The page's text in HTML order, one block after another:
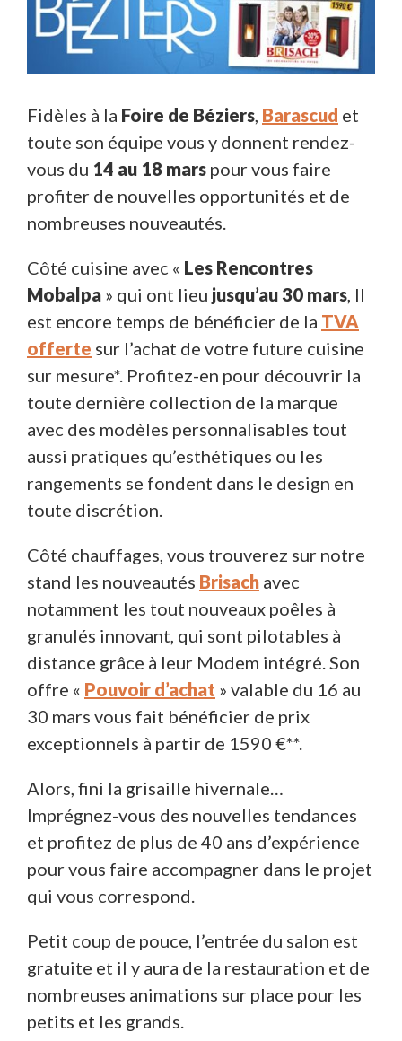
Fidèles à la Foire de Béziers Barascud et
toute son équipe vous y donnent rendez-
vous du 14 au 18 mars pour vous faire
profiter de nouvelles opportunités et de
nombreuses nouveautés.
Côté cuisine avec « Les Rencontres
Mobalpa » qui ont lieu jusqu’au 30 mars , Il
est encore temps de bénéficier de la TVA
offerte sur l’achat de votre future cuisine
sur mesure*. Profitez-en pour découvrir la
toute dernière collection de la marque
avec des modèles personnalisables tout
aussi pratiques qu’esthétiques ou les
rangements se fondent dans le design en
toute discrétion.
Côté chauffages, vous trouverez sur notre
stand les nouveautés Brisach avec
notamment les tout nouveaux poêles à
granulés innovant, qui sont pilotables à
distance grâce à leur Modem intégré. Son
offre « Pouvoir d’achat » valable du 16 au
30 mars vous fait bénéficier de prix
exceptionnels à partir de 1590 €**.
Alors, fini la grisaille hivernale…
Imprégnez-vous des nouvelles tendances
et profitez de plus de 40 ans d’expérience
pour vous faire accompagner dans le projet
qui vous correspond.
Petit coup de pouce, l’entrée du salon est
gratuite et il y aura de la restauration et de
nombreuses animations sur place pour les
petits et les grands.